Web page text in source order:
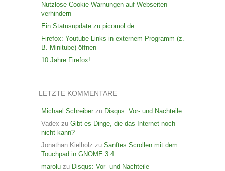
Nutzlose Cookie-Warnungen auf Webseiten
verhindern
Ein Statusupdate zu picomol.de
Firefox: Youtube-Links in externem Programm (z.
B. Minitube) öffnen
10 Jahre Firefox!
LETZTE KOMMENTARE
Michael Schreiberzu Disqus: Vor- und Nachteile
Vadex zu Gibt es Dinge, die das Internet noch
nicht kann?
Jonathan Kielholz zu Sanftes Scrollen mit dem
Touchpad in GNOME 3.4
maroluzu Disqus: Vor- und Nachteile